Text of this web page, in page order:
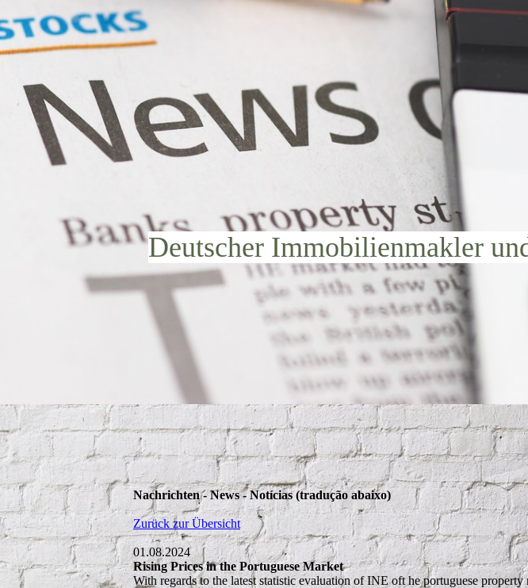
Deutscher Immobilienmakler
Nachrichten - News - Notícias (tradução abaixo)
Zurück zur Übersicht
01.08.2024
Rising Prices in the Portuguese Market
With regards to the latest statistic evaluation of INE oft he portuguese